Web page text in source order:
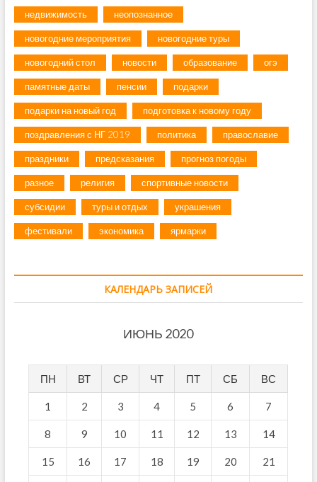
недвижимость неопознанное
новогодние мероприятия новогодние туры
новогодний стол новости образование огэ
памятные даты пенсии подарки
подарки на новый год подготовка к новому году
поздравления с НГ 2019 политика православие
праздники предсказания прогноз погоды
разное религия спортивные новости
субсидии туры и отдых украшения
фестивали экономика ярмарки
КАЛЕНДАРЬ ЗАПИСЕЙ
ИЮНЬ 2020
ПН ВТ СР ЧТ ПТ СБ ВС
1 2 3 4 5 6 7
8 9 10 11 12 13 14
15 16 17 18 19 20 21